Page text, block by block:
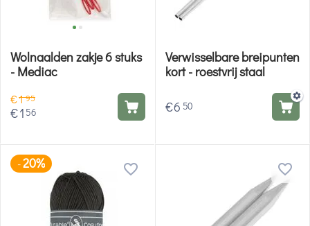
Wolnaalden zakje 6 stuks
- Mediac
€195
€1 56
Verwisselbare breipunten
kort - roestvrij staal
€6 50
-20%